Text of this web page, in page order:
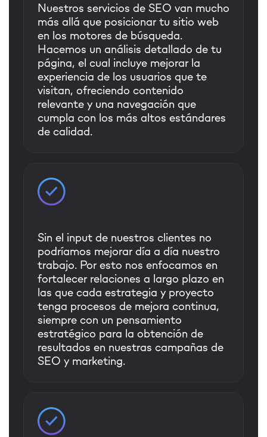
Nuestros servicios de SEO van mucho
más allá que posicionar tu sitio web
en los motores de búsqueda.
Hacemos un análisis detallado de tu
página, el cual incluye mejorar la
experiencia de los usuarios que te
visitan, ofreciendo contenido
relevante y una navegación que
cumpla con los más altos estándares
de calidad.
Sin el input de nuestros clientes no
podríamos mejorar día a día nuestro
trabajo. Por esto nos enfocamos en
fortalecer relaciones a largo plazo en
las que cada estrategia y proyecto
tenga procesos de mejora continua,
siempre con un pensamiento
estratégico para la obtención de
resultados en nuestras campañas de
SEO y marketing.